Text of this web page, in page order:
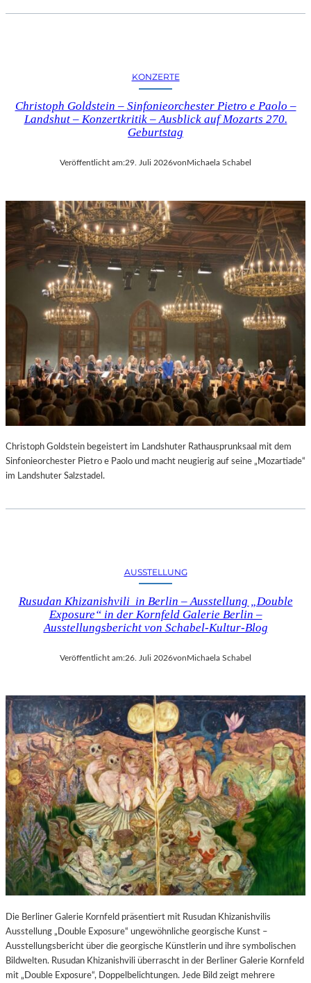
KONZERTE
Christoph Goldstein – Sinfonieorchester Pietro e Paolo –
Landshut – Konzertkritik – Ausblick auf Mozarts 270.
Geburtstag
Veröffentlicht am:29. Juli 2026von Michaela Schabel
Christoph Goldstein begeistert im Landshuter Rathausprunksaal mit dem
Sinfonieorchester Pietro e Paolo und macht neugierig auf seine „Mozartiade“
im Landshuter Salzstadel.
AUSSTELLUNG
Rusudan Khizanishvili in Berlin – Ausstellung „Double
Exposure“ in der Kornfeld Galerie Berlin –
Ausstellungsbericht von Schabel-Kultur-Blog
Veröffentlicht am:26. Juli 2026vonMichaela Schabel
Die Berliner Galerie Kornfeld präsentiert mit Rusudan Khizanishvilis
Ausstellung „Double Exposure“ ungewöhnliche georgische Kunst –
Ausstellungsbericht über die georgische Künstlerin und ihre symbolischen
Bildwelten. Rusudan Khizanishvili überrascht in der Berliner Galerie Kornfeld
mit „Double Exposure“, Doppelbelichtungen. Jede Bild zeigt mehrere